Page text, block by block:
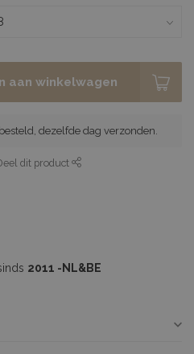
aan winkelwagen
dezelfde dag verzonden.
dit product
2011 -NL&BE